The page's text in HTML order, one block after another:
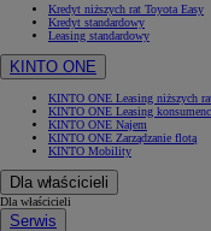
Kredyt niższych rat Toyota Easy
Kredyt standardowy
Leasing standardowy
KINTO ONE
KINTO ONE Leasing niższych
KINTO ONE Leasing
KINTO ONE Najem
KINTO ONE Zarządzanie flotą
KINTO Mobility
Dla właścicieli
Dla właścicieli
Serwis